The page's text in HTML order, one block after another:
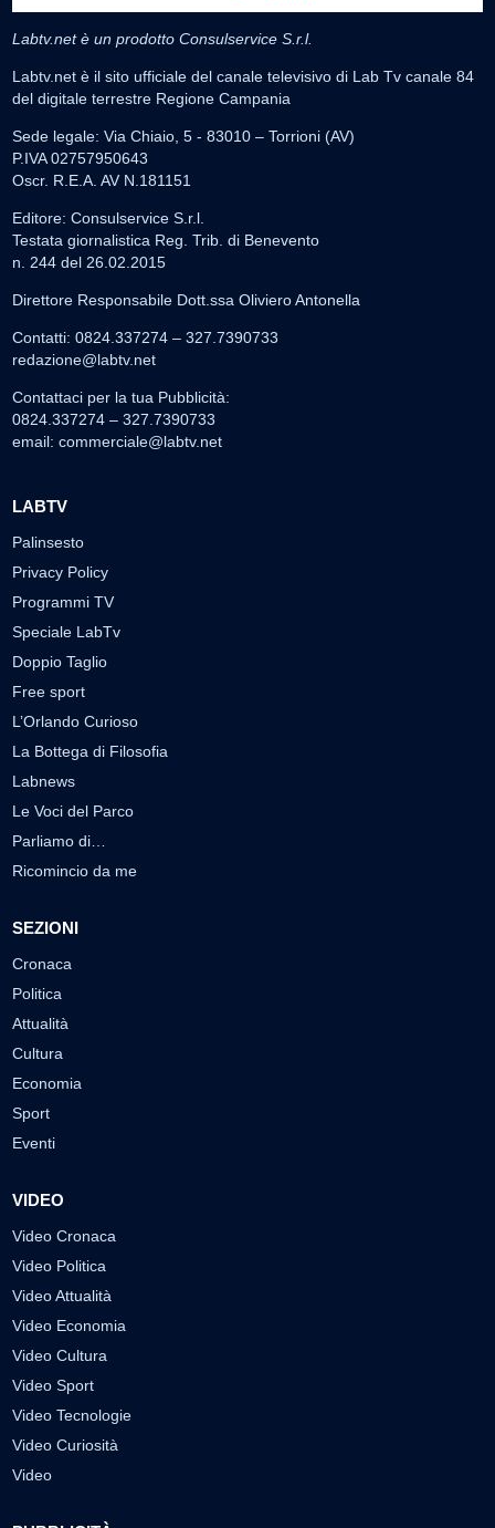
Labtv.net è un prodotto Consulservice S.r.l.
Labtv.net è il sito ufficiale del canale televisivo di Lab Tv canale 84
del digitale terrestre Regione Campania
Sede legale: Via Chiaio, 5 - 83010 – Torrioni (AV)
P.IVA 02757950643
Oscr. R.E.A. AV N.181151
Editore: Consulservice S.r.l.
Testata giornalistica Reg. Trib. di Benevento
n. 244 del 26.02.2015
Direttore Responsabile Dott.ssa Oliviero Antonella
Contatti: 0824.337274 – 327.7390733
redazione@labtv.net
Contattaci per la tua Pubblicità:
0824.337274 – 327.7390733
email: commerciale@labtv.net
LABTV
Palinsesto
Privacy Policy
Programmi TV
Speciale LabTv
Doppio Taglio
Free sport
L’Orlando Curioso
La Bottega di Filosofia
Labnews
Le Voci del Parco
Parliamo di…
Ricomincio da me
SEZIONI
Cronaca
Politica
Attualità
Cultura
Economia
Sport
Eventi
VIDEO
Video Cronaca
Video Politica
Video Attualità
Video Economia
Video Cultura
Video Sport
Video Tecnologie
Video Curiosità
Video